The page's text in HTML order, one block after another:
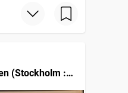
(Stockholm :